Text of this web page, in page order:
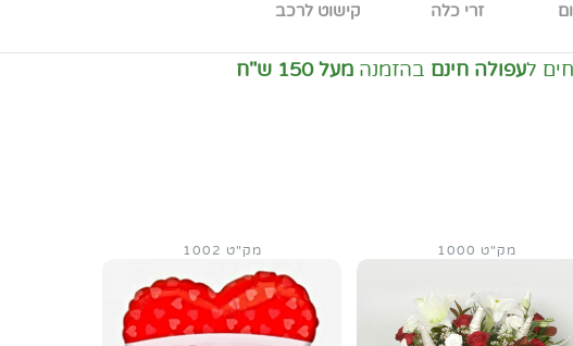
זרי כלה קישוט לרכב
חינםבהזמנהמעל 150 ש"ח
מק"ט 1000 מק"ט 1002